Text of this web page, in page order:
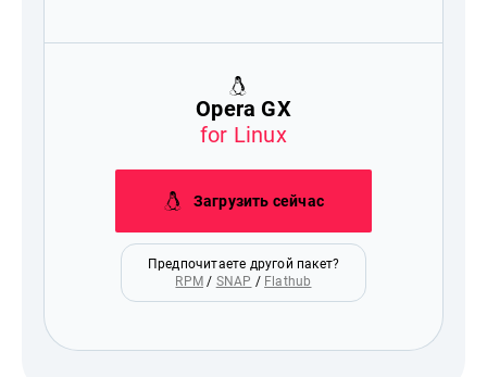
Opera GX
for Linux
Загрузить сейчас
Предпочитаете другой пакет?
RPM / SNAP / Flathub